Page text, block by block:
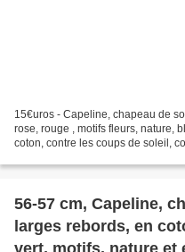
15€uros - Capeline, chapeau de
rose, rouge , motifs fleurs, nature,
coton, contre les coups de soleil,
56-57 cm, Capeline,
larges rebords, en
vert, motifs, nature et